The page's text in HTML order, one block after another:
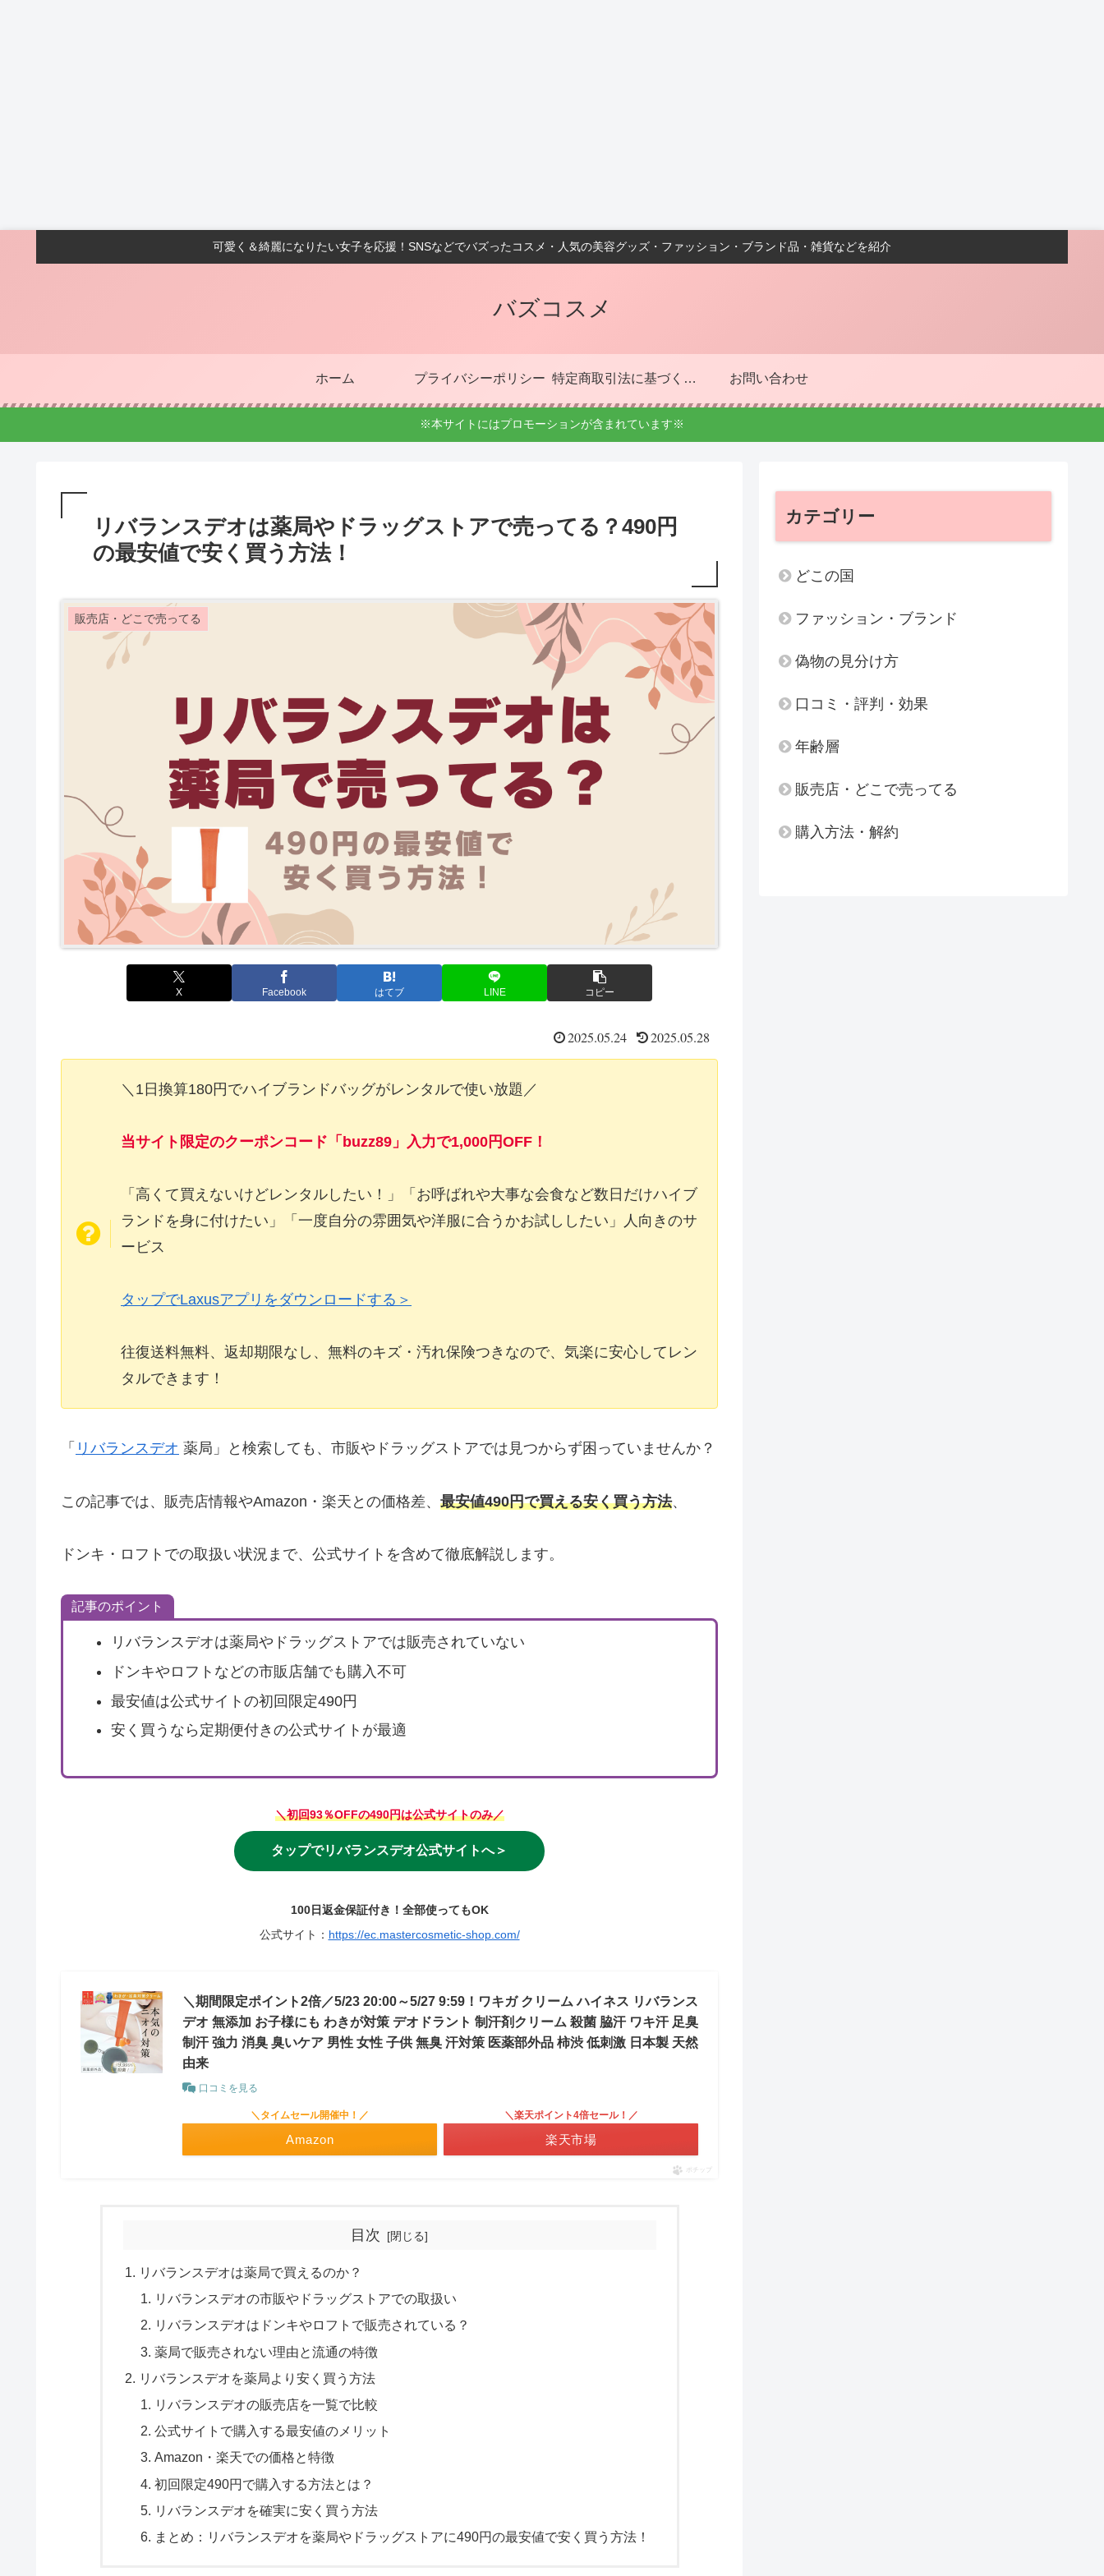
可愛く＆綺麗になりたい女子を応援！SNSなどでバズったコスメ・人気の美容グッズ・ファッション・ブランド品・雑貨などを紹介
バズコスメ
ホーム プライバシーポリシー 特定商取引法に基づく表記 お問い合わせ
※本サイトにはプロモーションが含まれています※
リバランスデオは薬局やドラッグストアで売ってる？490円
の最安値で安く買う方法！
販売店・どこで売ってる
X Facebook はてブ LINE コピー
2025.05.24 2025.05.28
＼1日換算180円でハイブランドバッグがレンタルで使い放題／
当サイト限定のクーポンコード「buzz89」入力で1,000円OFF！
「高くて買えないけどレンタルしたい！」「お呼ばれや大事な会食など数日だけハイブ
ランドを身に付けたい」「一度自分の雰囲気や洋服に合うかお試ししたい」人向きのサ
ービス
タップでLaxusアプリをダウンロードする＞
往復送料無料、返却期限なし、無料のキズ・汚れ保険つきなので、気楽に安心してレン
タルできます！
「 リバランスデオ 薬局」と検索しても、市販やドラッグストアでは見つからず困っていませんか？
この記事では、販売店情報やAmazon・楽天との価格差、 最安値490円で買える安く買う方法、
ドンキ・ロフトでの取扱い状況まで、公式サイトを含めて徹底解説します。
記事のポイント
リバランスデオは薬局やドラッグストアでは販売されていない
ドンキやロフトなどの市販店舗でも購入不可
最安値は公式サイトの初回限定490円
安く買うなら定期便付きの公式サイトが最適
＼初回93％OFFの490円は公式サイトのみ／
タップでリバランスデオ公式サイトへ＞
100日返金保証付き！全部使ってもOK
公式サイト： https://ec.mastercosmetic-shop.com/
＼期間限定ポイント2倍／5/23 20:00～5/27 9:59！ワキガ クリーム ハイネス リバランス
デオ 無添加 お子様にも わきが対策 デオドラント 制汗剤クリーム 殺菌 脇汗 ワキ汗 足臭
制汗 強力 消臭 臭いケア 男性 女性 子供 無臭 汗対策 医薬部外品 柿渋 低刺激 日本製 天然
由来
口コミを見る
＼タイムセール開催中！／
Amazon
＼楽天ポイント4倍セール！／
楽天市場
ポチップ
目次
リバランスデオは薬局で買えるのか？
リバランスデオの市販やドラッグストアでの取扱い
リバランスデオはドンキやロフトで販売されている？
薬局で販売されない理由と流通の特徴
リバランスデオを薬局より安く買う方法
リバランスデオの販売店を一覧で比較
公式サイトで購入する最安値のメリット
Amazon・楽天での価格と特徴
初回限定490円で購入する方法とは？
リバランスデオを確実に安く買う方法
まとめ：リバランスデオを薬局やドラッグストアに490円の最安値で安く買う方法！
カテゴリー
どこの国
ファッション・ブランド
偽物の見分け方
口コミ・評判・効果
年齢層
販売店・どこで売ってる
購入方法・解約